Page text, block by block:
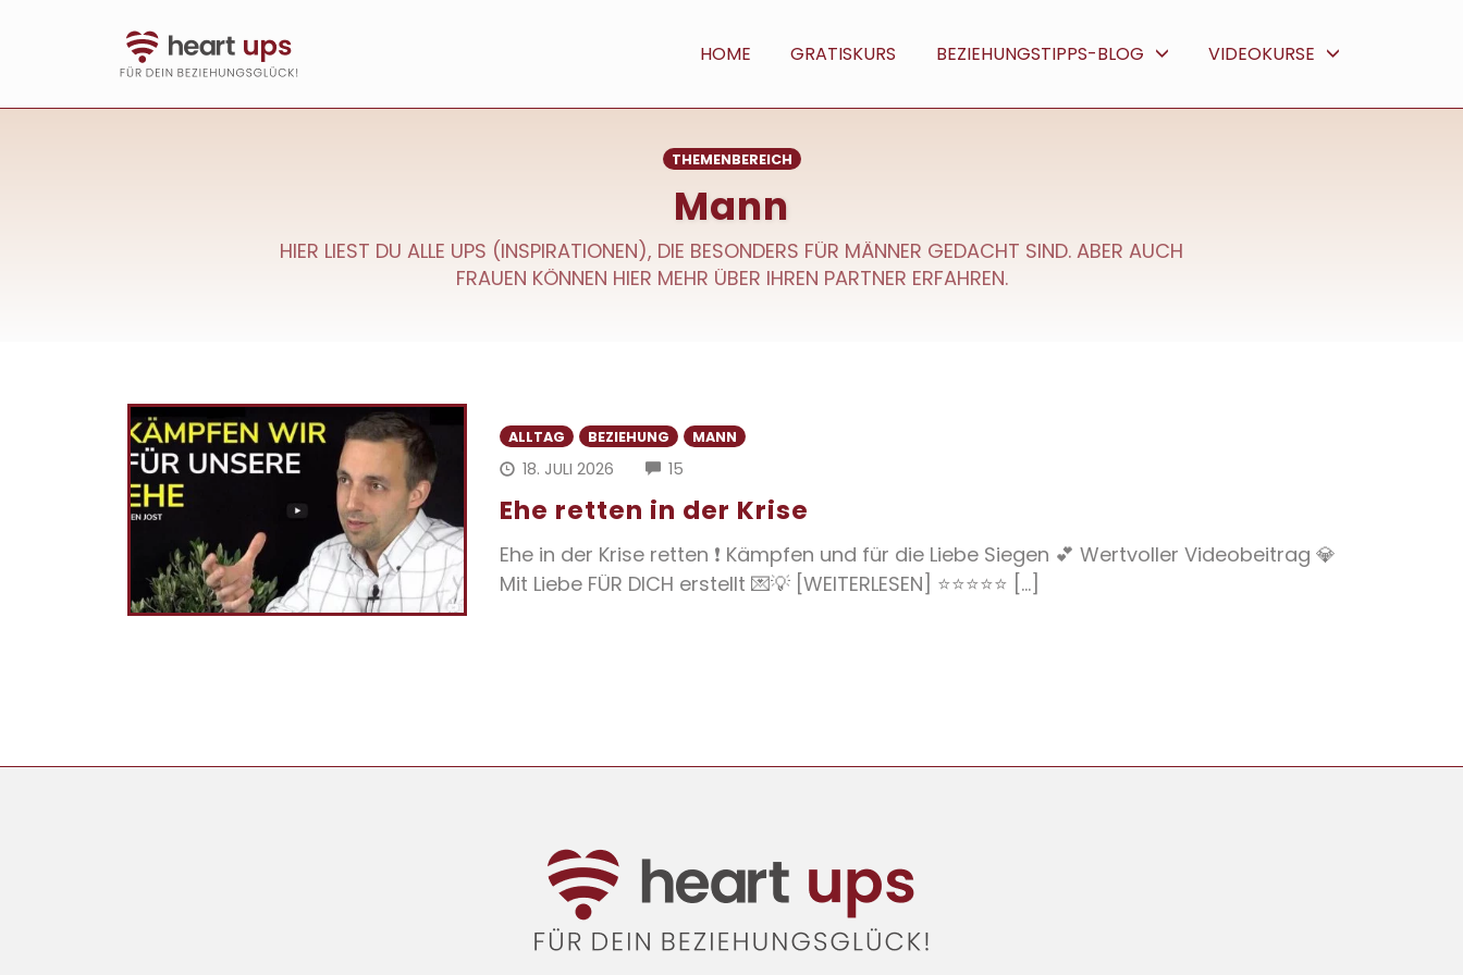
HOME GRATISKURS BEZIEHUNGSTIPPS-BLOG VIDEOKURSE
THEMENBEREICH
Mann
HIER LIEST DU ALLE UPS (INSPIRATIONEN), DIE BESONDERS FÜR MÄNNER GEDACHT SIND. ABER AUCH
FRAUEN KÖNNEN HIER MEHR ÜBER IHREN PARTNER ERFAHREN.
ALLTAG BEZIEHUNG MANN
18. JULI 2026 15
Ehe retten in der Krise
Ehe in der Krise retten ❗ Kämpfen und für die Liebe Siegen 💕 Wertvoller Videobeitrag 💎
Mit Liebe FÜR DICH erstellt 💌💡 [WEITERLESEN] ⭐⭐⭐⭐⭐ [...]